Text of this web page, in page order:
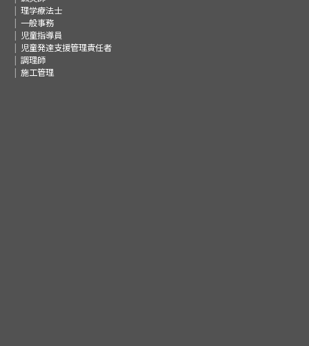
理学療法士
一般事務
児童指導員
児童発達支援管理責任者
調理師
施工管理